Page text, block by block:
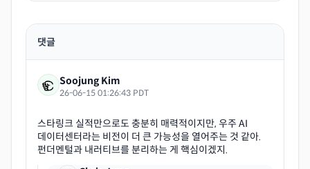
댓글
Soojung Kim
26-06-15 01:26:43 PDT
스타링크 실적만으로도 충분히 매력적이지만, 우주 AI
데이터센터라는 비전이 더 큰 가능성을 열어주는 것 같아.